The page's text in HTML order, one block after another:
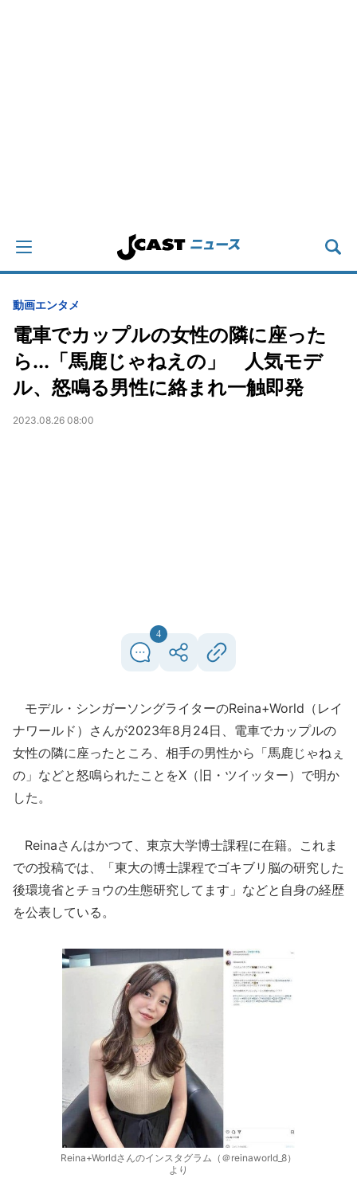
動画エンタメ
電車でカップルの女性の隣に座った
ら...「馬鹿じゃねえの」 人気モデ
ル、怒鳴る男性に絡まれ一触即発
2023.08.26 08:00
4
モデル・シンガーソングライターのReina+World（レイ
ナワールド）さんが2023年8月24日、電車でカップルの
女性の隣に座ったところ、相手の男性から「馬鹿じゃねぇ
の」などと怒鳴られたことをX（旧・ツイッター）で明か
した。
Reinaさんはかつて、東京大学博士課程に在籍。これま
での投稿では、「東大の博士課程でゴキブリ脳の研究した
後環境省とチョウの生態研究してます」などと自身の経歴
を公表している。
Reina+Worldさんのインスタグラム（＠reinaworld_8）
より